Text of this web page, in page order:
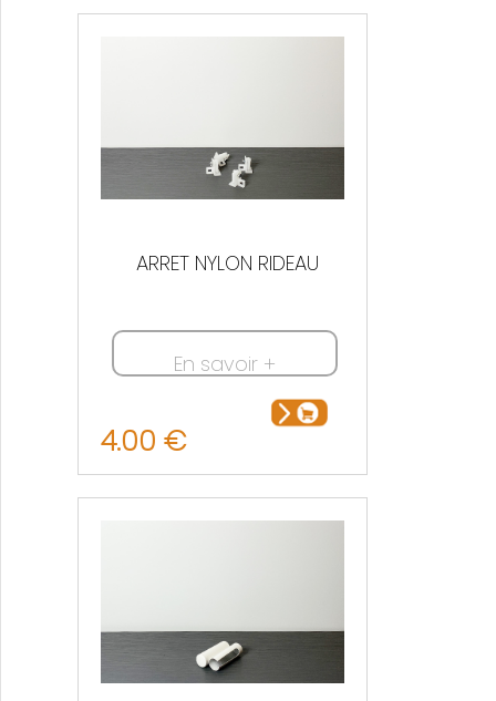
ARRET NYLON RIDEAU
En savoir +
4.00 €